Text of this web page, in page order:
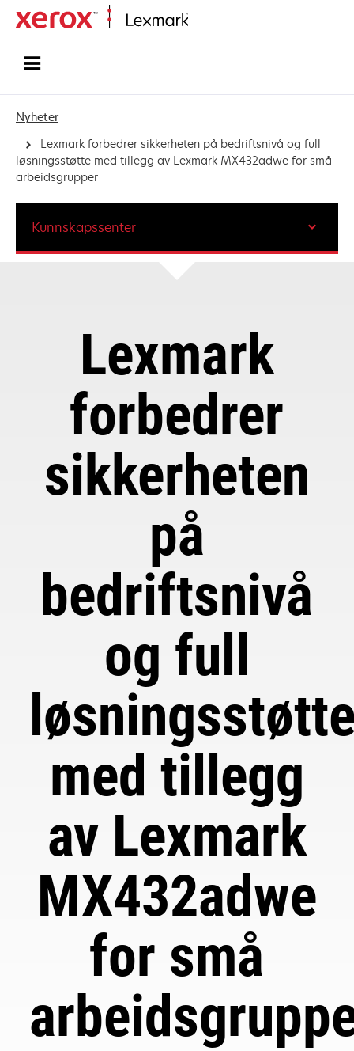
Nyheter
Lexmark forbedrer sikkerheten på bedriftsnivå og full
løsningsstøtte med tillegg av Lexmark MX432adwe for små
arbeidsgrupper
Lexmark
forbedrer
sikkerheten
på
bedriftsnivå
og full
med tillegg
av Lexmark
MX432adwe
for små
Kunnskapssenter